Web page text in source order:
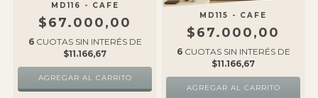
MD116 - CAFE
$67.000,00
6 CUOTAS SIN INTERÉS DE
$11.166,67
MD115 - CAFE
$67.000,00
6 CUOTAS SIN INTERÉS DE
$11.166,67